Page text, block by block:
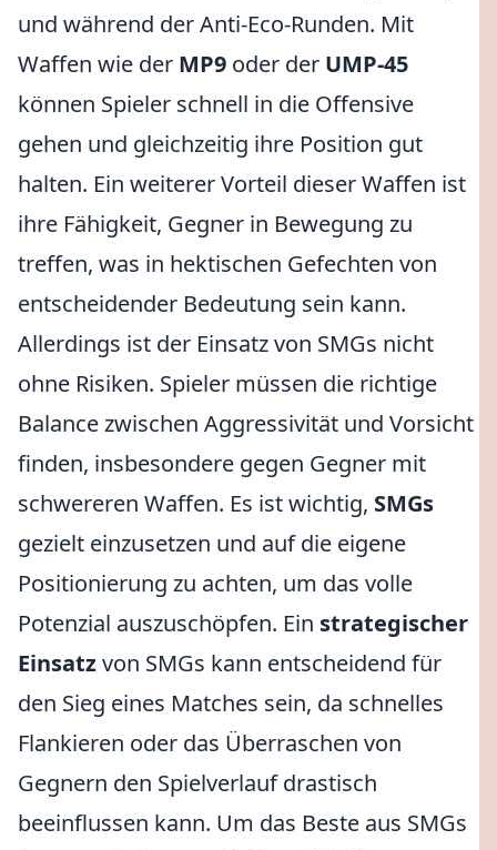
und während der Anti-Eco-Runden. Mit
Waffen wie der MP9 oder der UMP-45
können Spieler schnell in die Offensive
gehen und gleichzeitig ihre Position gut
halten. Ein weiterer Vorteil dieser Waffen ist
ihre Fähigkeit, Gegner in Bewegung zu
treffen, was in hektischen Gefechten von
entscheidender Bedeutung sein kann.
Allerdings ist der Einsatz von SMGs nicht
ohne Risiken. Spieler müssen die richtige
Balance zwischen Aggressivität und Vorsicht
finden, insbesondere gegen Gegner mit
schwereren Waffen. Es ist wichtig, SMGs
gezielt einzusetzen und auf die eigene
Positionierung zu achten, um das volle
Potenzial auszuschöpfen. Ein strategischer
Einsatzvon SMGs kann entscheidend für
den Sieg eines Matches sein, da schnelles
Flankieren oder das Überraschen von
Gegnern den Spielverlauf drastisch
beeinflussen kann. Um das Beste aus SMGs